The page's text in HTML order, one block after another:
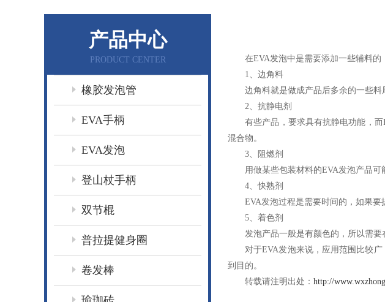
产品中心
PRODUCT CENTER
橡胶发泡管
EVA手柄
EVA发泡
登山杖手柄
双节棍
普拉提健身圈
卷发棒
在EVA发泡中是需要添加一些辅料的
1、边角料
边角料就是做成产品后多余的一些料
2、抗静电剂
有些产品，要求具有抗静电功能，而
混合物。
3、阻燃剂
用做某些包装材料的EVA发泡产品可
4、快熟剂
EVA发泡过程是需要时间的，如果要
5、着色剂
发泡产品一般是有颜色的，所以需要
对于EVA发泡来说，应用范围比较广
到目的。
转载请注明出处： http://